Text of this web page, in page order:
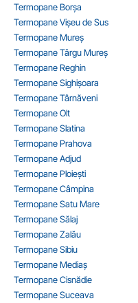
Termopane Borșa
Termopane Vișeu de Sus
Termopane Mureș
Termopane Târgu Mureș
Termopane Reghin
Termopane Sighișoara
Termopane Târnăveni
Termopane Olt
Termopane Slatina
Termopane Prahova
Termopane Adjud
Termopane Ploiești
Termopane Câmpina
Termopane Satu Mare
Termopane Sălaj
Termopane Zalău
Termopane Sibiu
Termopane Mediaș
Termopane Cisnădie
Termopane Suceava